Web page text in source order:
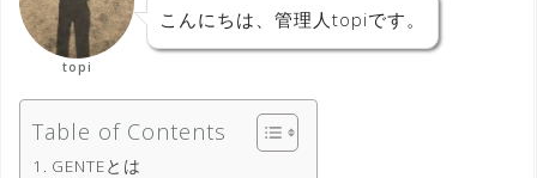
topi
こんにちは、管理人topiです。
Table of Contents
GENTEとは